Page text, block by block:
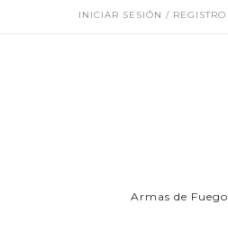
INICIAR SESIÓN / REGISTRO
Armas de Fuego